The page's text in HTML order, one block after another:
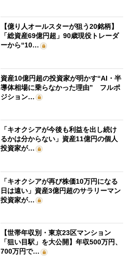
【億り人オールスターが狙う20銘柄】
「総資産69億円超」90歳現役トレーダ
ーから“10…
資産10億円超の投資家が明かす“AI・半
導体相場に乗らなかった理由” フルポ
ジション…
「キオクシアが今後も利益を出し続け
るかは分からない」資産11億円の個人
投資家が…
「キオクシアが再び株価10万円になる
日は遠い」資産3億円超のサラリーマン
投資家が…
【世帯年収別・東京23区マンション
「狙い目駅」を大公開】年収500万円、
700万円で…